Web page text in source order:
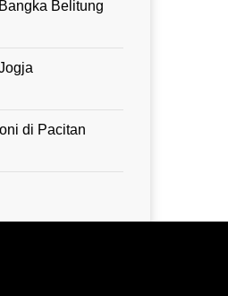
Belitung
di Pacitan